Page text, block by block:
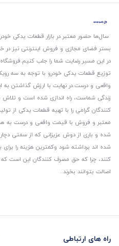
سال‌ها حضور معتبر در بازار قطعات یدکی
بستر فضای مجازی و فروش اینترنتی نیز در
در این مسیر رضایت شما را جلب کنیم.
توزیع قطعات یدکی خودرو با توجه به سه
واقعی و درست.در نهایت با ارزش گذاشتن
زندگی شماست، راه اندازی شده است و
کنندگان گرامی را با تهیه قطعات یدکی از
معتبر و فروش با قیمت واقعی و درست به
شده و باری از دوش عزیزانی که از سمتی
شده اند برداشته شود و‌کمترین هزینه را
کنند، چرا که حق مصرف کنندگان این است
اصالت بتوانند بخرند..
راه های ارتباطی